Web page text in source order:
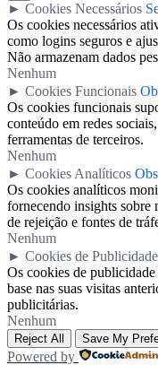
► Cookies Necessários
Os cookies necessários
como logins seguros e
Não armazenam dados
Nenhum
► Cookies Funcionais
Os cookies funcionais
conteúdo em redes
ferramentas de terceiros.
Nenhum
► Cookies Analíticos
Os cookies analíticos
fornecendo insights sobre
de rejeição e fontes de
Nenhum
► Cookies de Publicidade
Os cookies de
base nas suas visitas
publicitárias.
Nenhum
Reject All Save My
Powered by